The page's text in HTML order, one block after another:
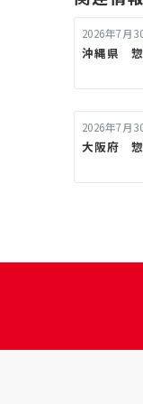
2026年7月
沖縄県
2026年7月
大阪府